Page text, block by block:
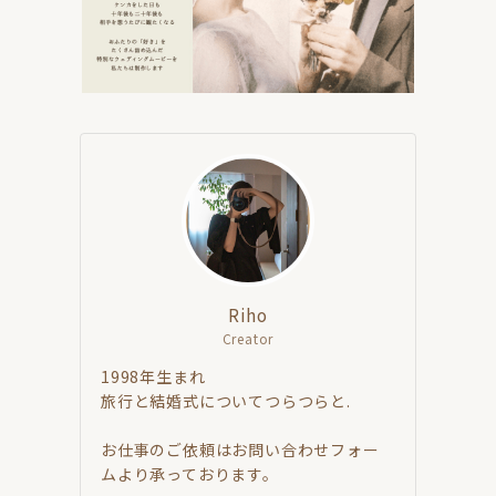
Riho
Creator
1998年生まれ
旅行と結婚式についてつらつらと.
お仕事のご依頼はお問い合わせフォー
ムより承っております。